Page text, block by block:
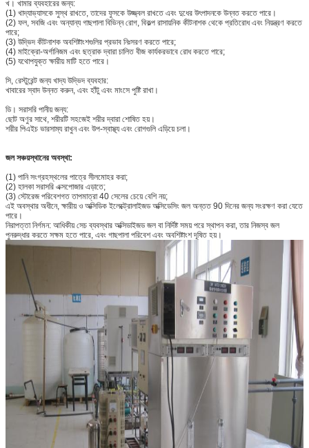
খ। খামার ব্যবহারের জন্য:
(1) খাদ্যাভ্যাসকে সুস্থ রাখতে, তাদের ফুসকে উজ্জ্বল রাখতে এবং দুধের উৎপাদনকে উন্নত করতে পারে।
(2) ফল, সবজি এবং অন্যান্য গাছপালা বিভিন্ন রোগ, বিকল্প রাসায়নিক কীটনাশক থেকে প্রতিরোধ এবং নিয়ন্ত্রণ করতে
পারে;
(3) উদ্ভিদ কীটনাশক অবশিষ্টাংশগুলির প্রভাব নিঃসরণ করতে পারে;
(4) মাইক্রো-অর্গানিজম এবং ছত্রাক দ্বারা চালিত বীজ কার্যকরভাবে রোধ করতে পারে;
(5) যথোপযুক্ত ক্ষারীয় মাটি হতে পারে।
সি, রেস্টুরেন্ট জন্য খাদ্য উদ্ভিদ ব্যবহার:
খাবারের স্বাদ উন্নত করুন, এবং হাঁটু এবং মাংসে পুষ্টি রাখা।
ডি। সরাসরি পানীয় জন্য:
ছোট অণুর সাথে, শরীরটি সহজেই শরীর দ্বারা শোষিত হয়।
শরীর পিএইচ ভারসাম্য রাখুন এবং উপ-স্বাস্থ্য এবং রোগগুলি এড়িয়ে চলা।
জল সঞ্চয়স্থানের অবস্থা:
(1) পানি সংগ্রহস্থলের পাত্রে সীলমোহর করা;
(2) হালকা সরাসরি এক্সপোজার এড়াতে;
(3) স্টোরেজ পরিবেশগত তাপমাত্রা 40 সেলের চেয়ে বেশি নয়;
এই অবস্থার অধীনে, ক্ষারীয় ও অক্সিডিক ইলেক্ট্রোলাইজড অক্সিডেসিং জল অন্তত 90 দিনের জন্য সংরক্ষণ করা যেতে
পারে।
নিরাপত্তা নির্গমন: আধিকীয় সেচ ব্যবস্থার অক্সিডাইজড জল বা নির্দিষ্ট সময় পরে স্থাপন করা, তার নিজস্ব জল
পুনরুদ্ধার করতে সক্ষম হতে পারে, এবং গাছপালা পরিবেশ এবং অবশিষ্টাংশ দূষিত হয়।